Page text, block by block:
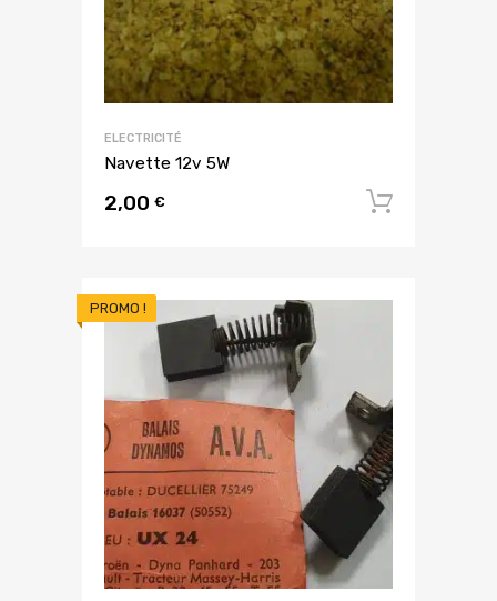
ELECTRICITÉ
Navette 12v 5W
2,00 €
PROMO !